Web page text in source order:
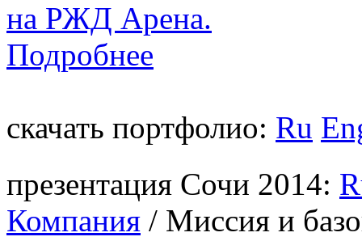
на РЖД Арена.
Подробнее
скачать портфолио: Ru
презентация Сочи 2014:
Компания / Миссия и